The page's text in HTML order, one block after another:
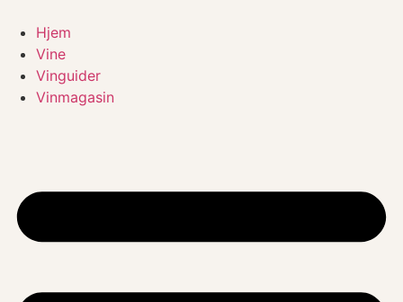
indhold
Hjem
Vine
Vinguider
Vinmagasin